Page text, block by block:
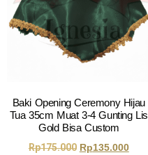
Baki Opening Ceremony Hijau
Tua 35cm Muat 3-4 Gunting Lis
Gold Bisa Custom
Rp175.000 Rp135.000